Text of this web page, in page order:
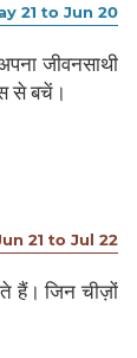
21 to Jun 20
जीवनसाथी
से बचें।
21 to Jul 22
हैं। जिन चीज़ों